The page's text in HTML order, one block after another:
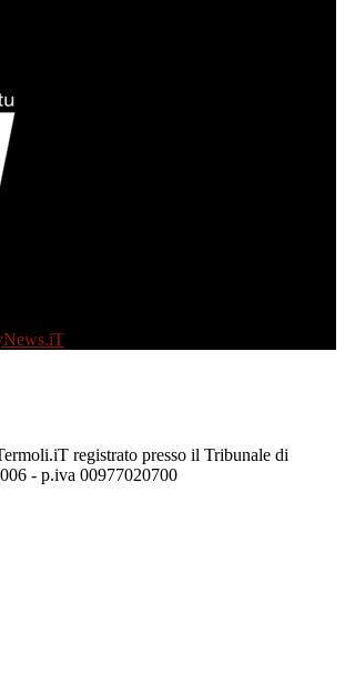
registrato presso il Tribunale di
- p.iva 00977020700